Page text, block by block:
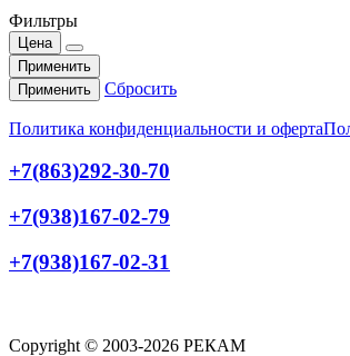
Фильтры
Цена
Применить
Применить
Сбросить
Политика конфиденциальности и оферта
+7(863)292-30-70
+7(938)167-02-79
+7(938)167-02-31
Copyright © 2003-2026 РЕКАМ